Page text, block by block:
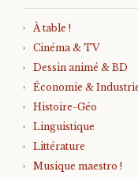
À table !
Cinéma & TV
Dessin animé & BD
Économie &
Histoire-Géo
Linguistique
Littérature
Musique maestro !